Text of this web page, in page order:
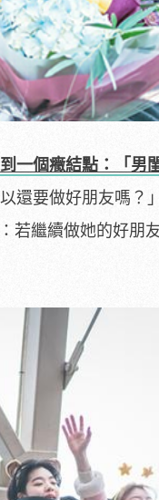
一個癥結點：「男
還要做好朋友嗎？
若繼續做她的好朋